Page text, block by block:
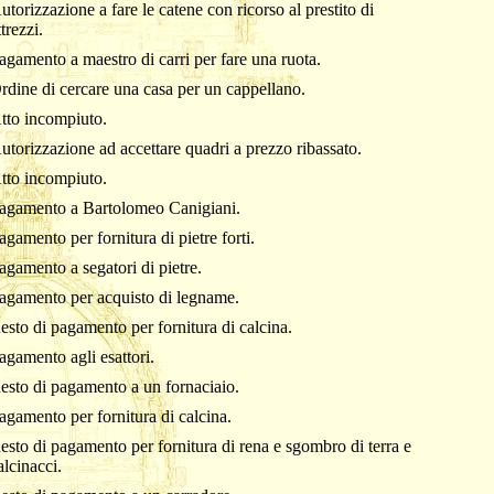
a fare le catene con ricorso al prestito di
a maestro di carri per fare una ruota.
di cercare una casa per un cappellano.
incompiuto.
ad accettare quadri a prezzo ribassato.
incompiuto.
a Bartolomeo Canigiani.
per fornitura di pietre forti.
a segatori di pietre.
per acquisto di legname.
di pagamento per fornitura di calcina.
agli esattori.
di pagamento a un fornaciaio.
per fornitura di calcina.
di pagamento per fornitura di rena e sgombro di terra e